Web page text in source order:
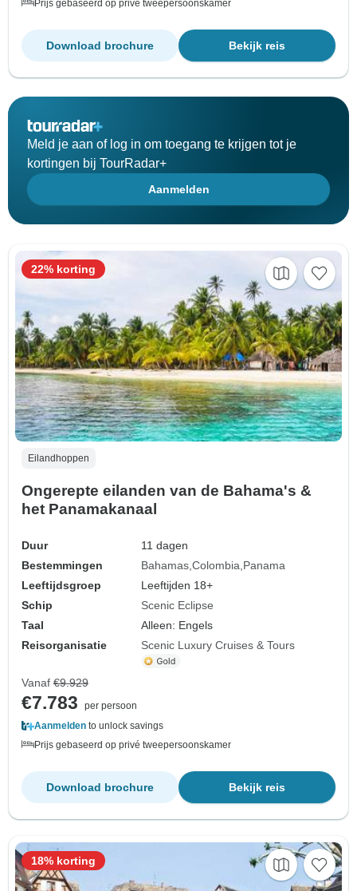
Prijs gebaseerd op privé tweepersoonskamer
Bekijk reis
Download brochure
Meld je aan of log in om toegang te krijgen tot je
kortingen bij TourRadar+
Aanmelden
Eilandhoppen
Ongerepte eilanden van de Bahama's &
het Panamakanaal
Duur
11 dagen
Bestemmingen
Bahamas Colombia Panama
Leeftijdsgroep
Leeftijden 18+
Schip
Scenic Eclipse
Taal
Alleen: Engels
Reisorganisatie
Scenic Luxury Cruises & Tours
22% korting
Vanaf €9.929
€7.783
per persoon
Aanmelden to unlock savings
Prijs gebaseerd op privé tweepersoonskamer
Bekijk reis
Download brochure
18% korting